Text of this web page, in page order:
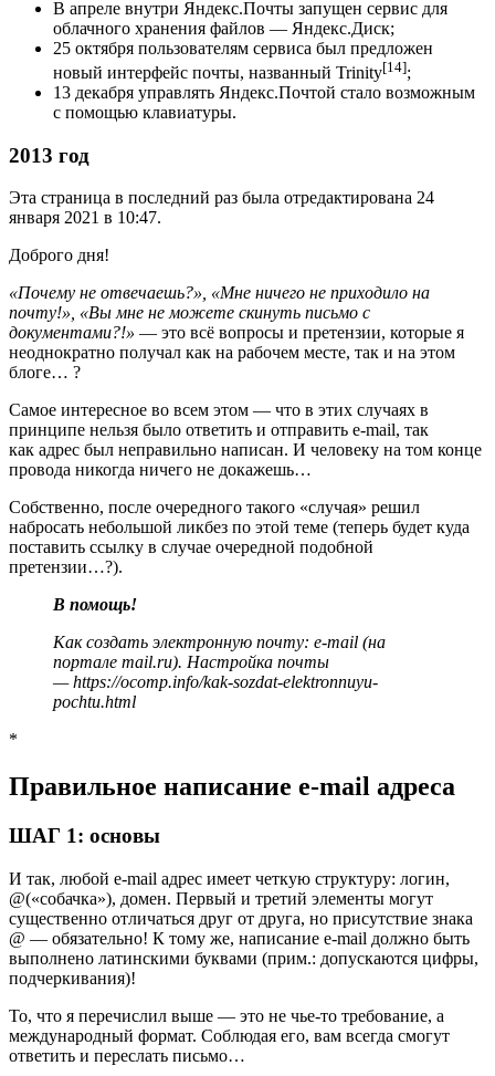
В апреле внутри Яндекс.Почты запущен сервис для
облачного хранения файлов — Яндекс.Диск;
25 октября пользователям сервиса был предложен
новый интерфейс почты, названный Trinity[14];
13 декабря управлять Яндекс.Почтой стало возможным
с помощью клавиатуры.
2013 год
Эта страница в последний раз была отредактирована 24
января 2021 в 10:47.
Доброго дня!
«Почему не отвечаешь?», «Мне ничего не приходило на
почту!», «Вы мне не можете скинуть письмо с
документами?!» — это всё вопросы и претензии, которые я
неоднократно получал как на рабочем месте, так и на этом
блоге… ?
Самое интересное во всем этом — что в этих случаях в
принципе нельзя было ответить и отправить e-mail, так
как адрес был неправильно написан. И человеку на том конце
провода никогда ничего не докажешь…
Собственно, после очередного такого «случая» решил
набросать небольшой ликбез по этой теме (теперь будет куда
поставить ссылку в случае очередной подобной
претензии…?).
В помощь!
Как создать электронную почту: e-mail (на
портале mail.ru). Настройка почты
—https://ocomp.info/kak-sozdat-elektronnuyu-
pochtu.html
*
Правильное написание e-mail адреса
ШАГ 1: основы
И так, любой e-mail адрес имеет четкую структуру: логин,
@(«собачка»), домен. Первый и третий элементы могут
существенно отличаться друг от друга, но присутствие знака
@ — обязательно! К тому же, написание e-mail должно быть
выполнено латинскими буквами (прим.: допускаются цифры,
подчеркивания)!
То, что я перечислил выше — это не чье-то требование, а
международный формат. Соблюдая его, вам всегда смогут
ответить и переслать письмо…